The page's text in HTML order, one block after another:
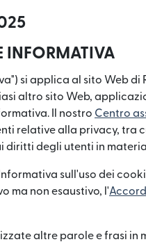
INFORMATIVA
si applica al sito Web di
altro sito Web,
Il nostro Centro
relative alla privacy, tra
diritti degli utenti in
sull'uso dei
ma non esaustivo, l'
altre parole e frasi in